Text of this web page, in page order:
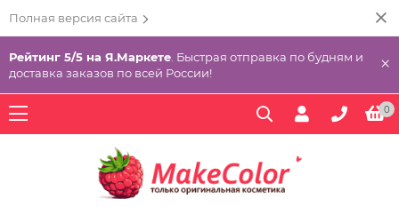
Полная версия сайта
Рейтинг 5/5 на Я.Маркете . Быстрая отправка по будням и
доставка заказов по всей России!
×
0